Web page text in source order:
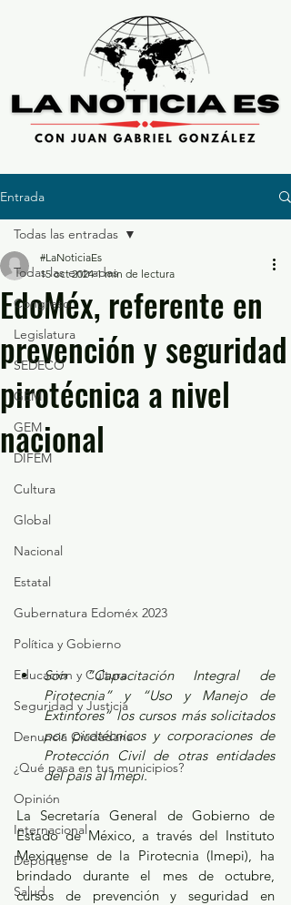
Entrada
Todas las entradas
Congreso
Legislatura
SEDECO
GEM
GEM
DIFEM
Cultura
Global
Nacional
Estatal
Gubernatura Edoméx 2023
Política y Gobierno
Educación y Cultura
Seguridad y Justicia
Denuncia Ciudadana
¿Qué pasa en tus municipios?
Opinión
Internacional
Deportes
Salud
Todas las entradas
EdoMéx, referente en
prevención y seguridad
pirotécnica a nivel
nacional
#LaNoticiaEs
15 oct 2024 1 min de lectura
Son “Capacitación Integral de
Pirotecnia” y “Uso y Manejo de
Extintores” los cursos más solicitados
por pirotécnicos y corporaciones de
Protección Civil de otras entidades
del país al Imepi.
La Secretaría General de Gobierno de
Estado de México, a través del Instituto
Mexiquense de la Pirotecnia (Imepi), ha
brindado durante el mes de octubre,
cursos de prevención y seguridad en